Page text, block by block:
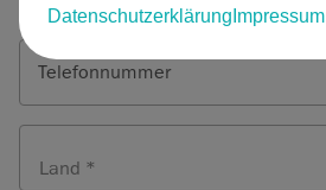
Datenschutzerklärung Impressum
Telefonnummer